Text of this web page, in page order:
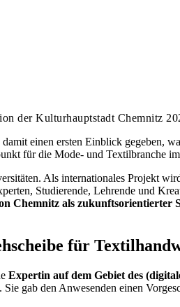
der Kulturhauptstadt Chemnitz
damit einen ersten Einblick gegeben,
für die Mode- und Textilbranche
Als internationales Projekt
Studierende, Lehrende und
Chemnitz als zukunftsorientierter
für
Expertin auf dem Gebiet des
gab den Anwesenden einen